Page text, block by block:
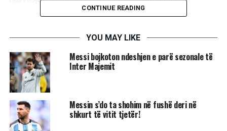
Without further ado…
Welcome to Inter Miami,
Gonzalo Higuaín!
pic.twitter.com/tZ8uPkbqeq
— Inter Miami CF (@InterMiamiCF)
CONTINUE READING
YOU MAY LIKE
Messi bojkoton ndeshjen e parë sezonale të
Inter Majemit
Messin s’do ta shohim në fushë deri në
shkurt të vitit tjetër!